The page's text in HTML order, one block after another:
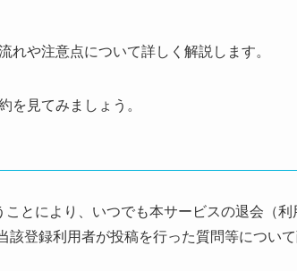
れや注意点について詳しく解説します。
を見てみましょう。
とにより、いつでも本サービスの退会（利
該登録利用者が投稿を行った質問等につい